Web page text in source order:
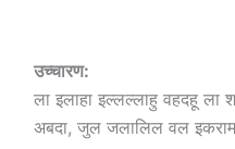
उच्चारण:
ला इलाहा इल्लल्लाहु वहदहू
अबदा, जुल जलालिल वल